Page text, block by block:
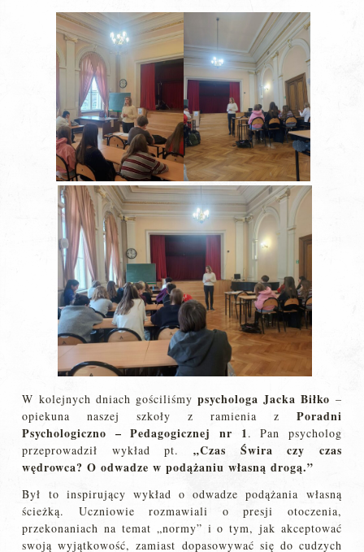
W kolejnych dniach gościliśmypsychologa Jacka Biłko –
opiekuna naszej szkoły z ramienia z Poradni
Psychologiczno – Pedagogicznej nr 1. Pan psycholog
przeprowadził wykład pt. „Czas Świra czy czas
wędrowca? O odwadze w podążaniu własną drogą.”
Był to inspirujący wykład o odwadze podążania własną
ścieżką. Uczniowie rozmawiali o presji otoczenia,
przekonaniach na temat „normy” i o tym, jak akceptować
swoją wyjątkowość, zamiast dopasowywać się do cudzych